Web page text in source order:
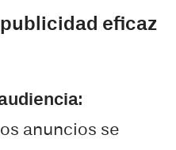
eficaz
anuncios se